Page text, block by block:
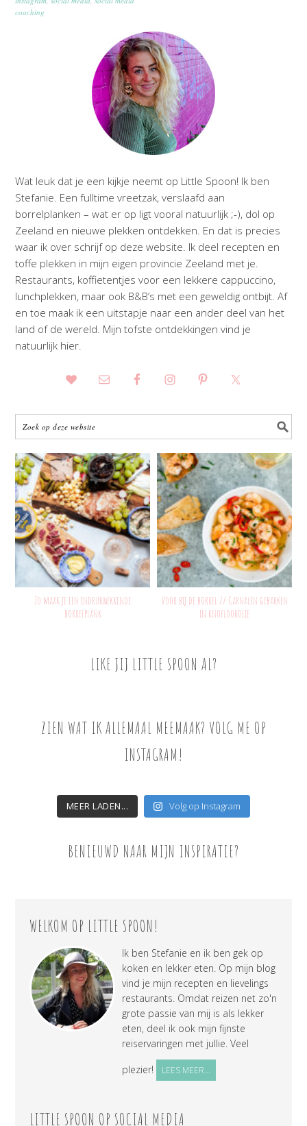
coaching
Wat leuk dat je een kijkje neemt op Little Spoon! Ik ben
Stefanie. Een fulltime vreetzak, verslaafd aan
borrelplanken – wat er op ligt vooral natuurlijk ;-), dol op
Zeeland en nieuwe plekken ontdekken. En dat is precies
waar ik over schrijf op deze website. Ik deel recepten en
toffe plekken in mijn eigen provincie Zeeland met je.
Restaurants, koffietentjes voor een lekkere cappuccino,
lunchplekken, maar ook B&B’s met een geweldig ontbijt. Af
en toe maak ik een uitstapje naar een ander deel van het
land of de wereld. Mijn tofste ontdekkingen vind je
natuurlijk hier.
Zo maak je een indrukwekkende
borrelplank
Voor bij de borrel // Garnalen gebakken
in knoflookolie
LIKE JIJ LITTLE SPOON AL?
ZIEN WAT IK ALLEMAAL MEEMAAK? VOLG ME OP
INSTAGRAM!
MEER LADEN... Volg op Instagram
BENIEUWD NAAR MIJN INSPIRATIE?
WELKOM OP LITTLE SPOON!
Ik ben Stefanie en ik ben gek op
koken en lekker eten. Op mijn blog
vind je mijn recepten en lievelings
restaurants. Omdat reizen net zo'n
grote passie van mij is als lekker
eten, deel ik ook mijn fijnste
reiservaringen met jullie. Veel
plezier!
LEES MEER...
LITTLE SPOON OP SOCIAL MEDIA